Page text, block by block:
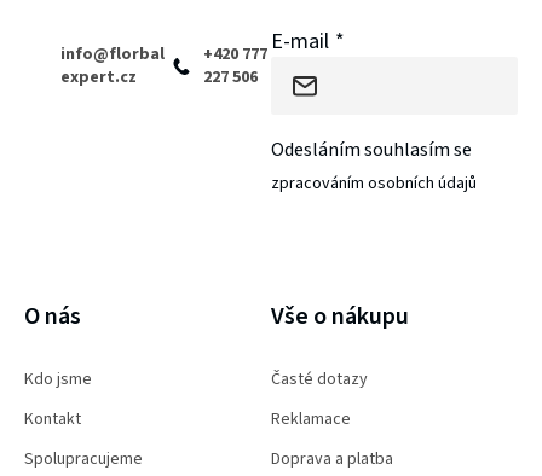
info@florbal
expert.cz
+420 777
227 506
E-mail
Odesláním souhlasím se
zpracováním osobních údajů
O nás
Kdo jsme
Kontakt
Spolupracujeme
Vše o nákupu
Časté dotazy
Reklamace
Doprava a platba